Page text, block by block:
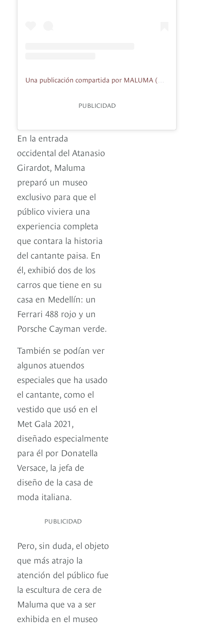
PUBLICIDAD
En la entrada
occidental del Atanasio
Girardot, Maluma
preparó un museo
exclusivo para que el
público viviera una
experiencia completa
que contara la historia
del cantante paisa. En
él, exhibió dos de los
carros que tiene en su
casa en Medellín: un
Ferrari 488 rojo y un
Porsche Cayman verde.
También se podían ver
algunos atuendos
especiales que ha usado
el cantante, como el
vestido que usó en el
Met Gala 2021,
diseñado especialmente
para él por Donatella
Versace, la jefa de
diseño de la casa de
moda italiana.
PUBLICIDAD
Pero, sin duda, el objeto
que más atrajo la
atención del público fue
la escultura de cera de
Maluma que va a ser
exhibida en el museo